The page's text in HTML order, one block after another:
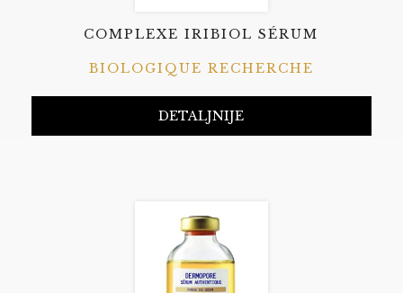
COMPLEXE IRIBIOL SÉRUM
BIOLOGIQUE RECHERCHE
DETALJNIJE